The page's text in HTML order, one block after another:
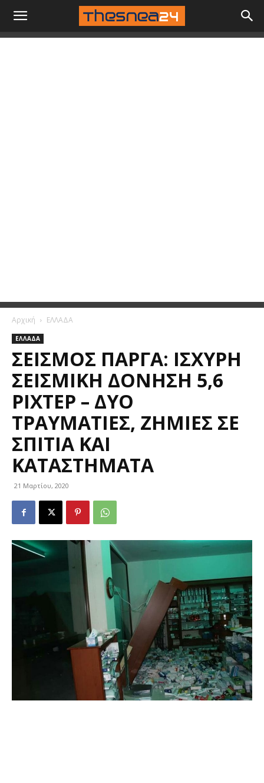
Αρχική ΕΛΛΑΔΑ
ΕΛΛΑΔΑ
ΣΕΙΣΜΌΣ ΠΆΡΓΑ: ΙΣΧΥΡΉ
ΣΕΙΣΜΙΚΉ ΔΌΝΗΣΗ 5,6
ΡΊΧΤΕΡ – ΔΎΟ
ΤΡΑΥΜΑΤΊΕΣ, ΖΗΜΙΈΣ ΣΕ
ΣΠΊΤΙΑ ΚΑΙ
ΚΑΤΑΣΤΉΜΑΤΑ
21 Μαρτίου, 2020